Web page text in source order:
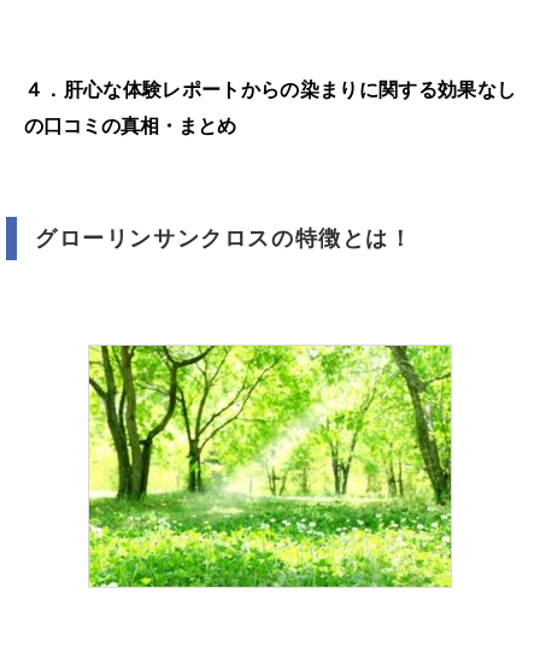
４．肝心な体験レポートからの染まりに関する効果なし
の口コミの真相・まとめ
グローリンサンクロスの特徴とは！